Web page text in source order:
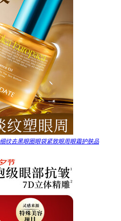
纹去黑眼圈眼袋紧致眼周眼霜护肤品